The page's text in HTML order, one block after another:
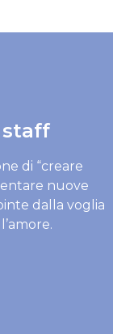
di “creare
nuove
dalla voglia